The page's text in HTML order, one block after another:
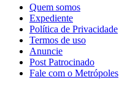
Quem somos
Expediente
Política de Privacidade
Termos de uso
Anuncie
Post Patrocinado
Fale com o Metrópoles